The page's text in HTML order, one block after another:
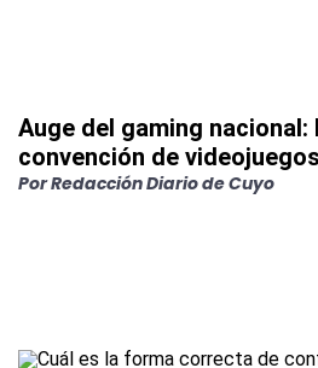
Auge del gaming nacional:
convención de
PorRedacción Diario de Cuyo